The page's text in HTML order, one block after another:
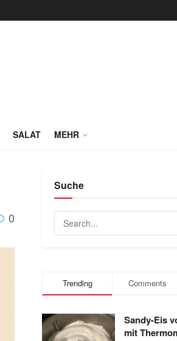
SALAT MEHR
0
Suche
Trending Comments
Sandy-Eis
mit